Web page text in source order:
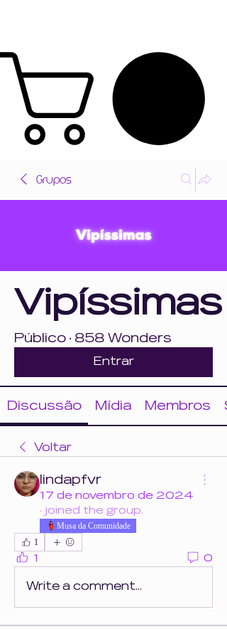
Grupos
Vipíssimas
Público · 858 Wonders
Entrar
Discussão Mídia Membros
Voltar
lindapfvr
17 de novembro de 2024
· joined the group.
Musa da Comunidade
1
1 0
Write a comment...